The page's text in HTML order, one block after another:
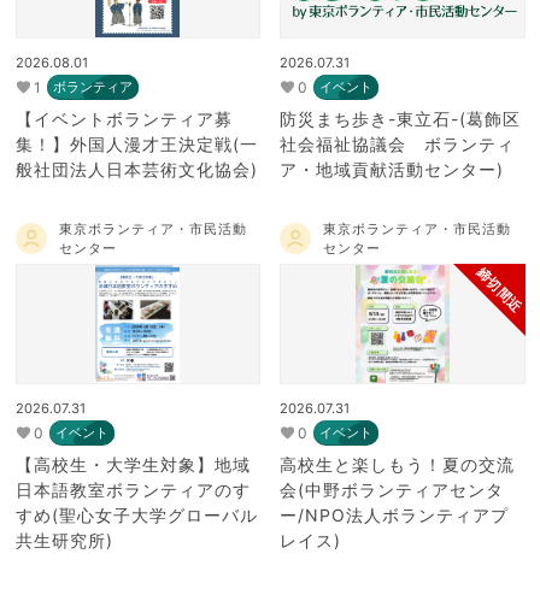
2026.08.01
1 ボランティア
【イベントボランティア募
集！】外国人漫才王決定戦(一
般社団法人日本芸術文化協会)
2026.07.31
0 イベント
防災まち歩き-東立石-(葛飾区
社会福祉協議会 ボランティ
ア・地域貢献活動センター)
東京ボランティア・市民活動
センター
2026.07.31
0 イベント
【高校生・大学生対象】地域
日本語教室ボランティアのす
すめ(聖心女子大学グローバル
共生研究所)
東京ボランティア・市民活動
センター
締切間近
2026.07.31
0 イベント
高校生と楽しもう！夏の交流
会(中野ボランティアセンタ
ー/NPO法人ボランティアプ
レイス)